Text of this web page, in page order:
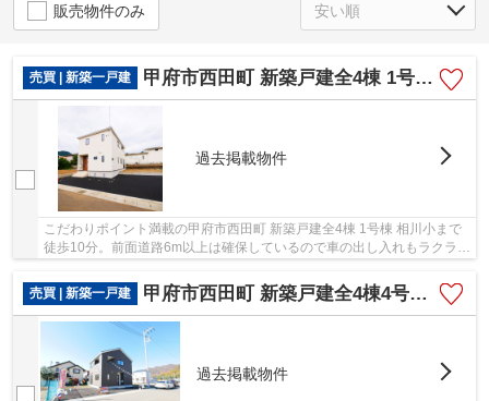
販売物件のみ
売買 | 新築一戸建 甲府市西田町 新築戸建全4棟 1号棟 オール電化 車3台
過去掲載物件
こだわりポイント満載の甲府市西田町 新築戸建全4棟 1号棟 相川小まで
徒歩10分。前面道路6m以上は確保しているので車の出し入れもラクラク
売買 | 新築一戸建
甲府市西田町 新築戸建全4棟4号棟 オール電化 車3台駐車可能
過去掲載物件